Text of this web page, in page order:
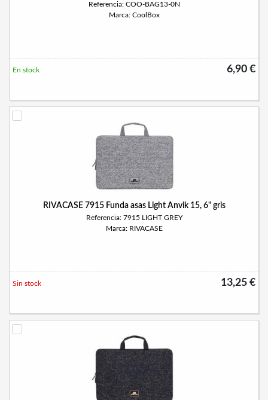
Referencia: COO-BAG13-0N
Marca: CoolBox
6,90 €
En stock
RIVACASE 7915 Funda asas Light Anvik 15, 6" gris
Referencia: 7915 LIGHT GREY
Marca: RIVACASE
13,25 €
Sin stock